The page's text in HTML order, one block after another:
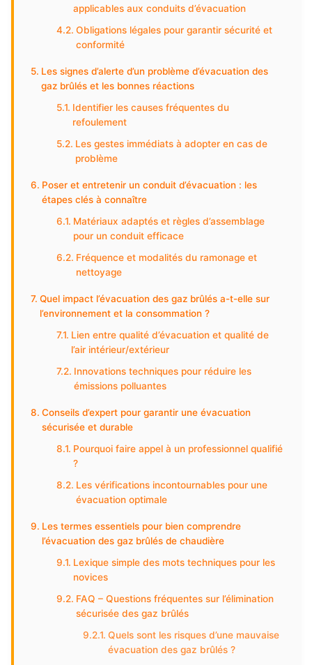
applicables aux conduits d’évacuation
Obligations légales pour garantir sécurité et
conformité
Les signes d’alerte d’un problème d’évacuation des
gaz brûlés et les bonnes réactions
Identifier les causes fréquentes du
refoulement
Les gestes immédiats à adopter en cas de
problème
Poser et entretenir un conduit d’évacuation : les
étapes clés à connaître
Matériaux adaptés et règles d’assemblage
pour un conduit efficace
Fréquence et modalités du ramonage et
nettoyage
Quel impact l’évacuation des gaz brûlés a-t-elle sur
l’environnement et la consommation ?
Lien entre qualité d’évacuation et qualité de
l’air intérieur/extérieur
Innovations techniques pour réduire les
émissions polluantes
Conseils d’expert pour garantir une évacuation
sécurisée et durable
Pourquoi faire appel à un professionnel qualifié
?
Les vérifications incontournables pour une
évacuation optimale
Les termes essentiels pour bien comprendre
l’évacuation des gaz brûlés de chaudière
Lexique simple des mots techniques pour les
novices
FAQ – Questions fréquentes sur l’élimination
sécurisée des gaz brûlés
Quels sont les risques d’une mauvaise
évacuation des gaz brûlés ?